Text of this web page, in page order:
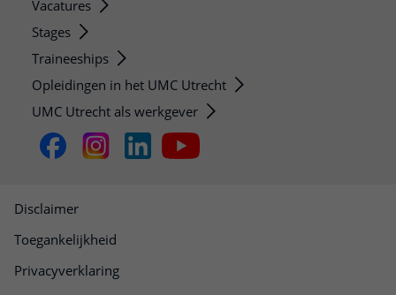
Vacatures
Stages
Traineeships
Opleidingen in het UMC Utrecht
UMC Utrecht als werkgever
Disclaimer
Toegankelijkheid
Privacyverklaring